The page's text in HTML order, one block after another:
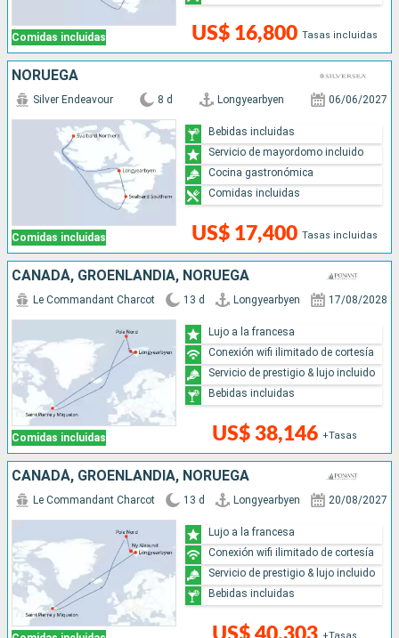
Comidas incluidas US$ 16,800 Tasas incluidas
NORUEGA
Comidas incluidas
Silver Endeavour 8 d Longyearbyen 06/06/2027
US$ 17,400 Tasas incluidas
Bebidas incluidas
Servicio de mayordomo incluido
Cocina gastronómica
Comidas incluidas
CANADÁ, GROENLANDIA, NORUEGA
Comidas incluidas
Le Commandant Charcot 13 d Longyearbyen 17/08/2028
US$ 38,146 +Tasas
Lujo a la francesa
Conexión wifi ilimitado de cortesía
Servicio de prestigio & lujo incluido
Bebidas incluidas
CANADÁ, GROENLANDIA, NORUEGA
Le Commandant Charcot 13 d Longyearbyen 20/08/2027
Lujo a la francesa
Conexión wifi ilimitado de cortesía
Servicio de prestigio & lujo incluido
Bebidas incluidas